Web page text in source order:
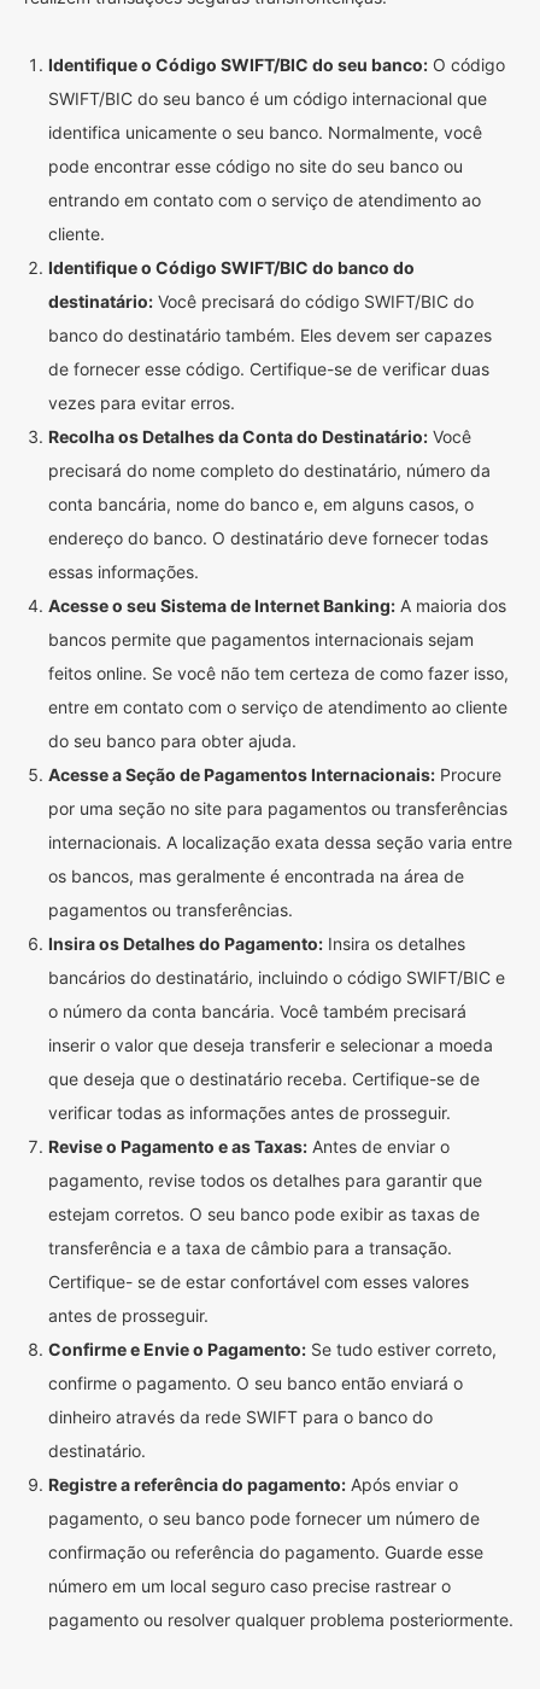
Identifique o Código SWIFT/BIC do seu banco: O código
SWIFT/BIC do seu banco é um código internacional que
identifica unicamente o seu banco. Normalmente, você
pode encontrar esse código no site do seu banco ou
entrando em contato com o serviço de atendimento ao
cliente.
Identifique o Código SWIFT/BIC do banco do
destinatário: Você precisará do código SWIFT/BIC do
banco do destinatário também. Eles devem ser capazes
de fornecer esse código. Certifique-se de verificar duas
vezes para evitar erros.
Recolha os Detalhes da Conta do Destinatário: Você
precisará do nome completo do destinatário, número da
conta bancária, nome do banco e, em alguns casos, o
endereço do banco. O destinatário deve fornecer todas
essas informações.
Acesse o seu Sistema de Internet Banking: A maioria dos
bancos permite que pagamentos internacionais sejam
feitos online. Se você não tem certeza de como fazer isso,
entre em contato com o serviço de atendimento ao cliente
do seu banco para obter ajuda.
Acesse a Seção de Pagamentos Internacionais: Procure
por uma seção no site para pagamentos ou transferências
internacionais. A localização exata dessa seção varia entre
os bancos, mas geralmente é encontrada na área de
pagamentos ou transferências.
Insira os Detalhes do Pagamento: Insira os detalhes
bancários do destinatário, incluindo o código SWIFT/BIC e
o número da conta bancária. Você também precisará
inserir o valor que deseja transferir e selecionar a moeda
que deseja que o destinatário receba. Certifique-se de
verificar todas as informações antes de prosseguir.
Revise o Pagamento e as Taxas: Antes de enviar o
pagamento, revise todos os detalhes para garantir que
estejam corretos. O seu banco pode exibir as taxas de
transferência e a taxa de câmbio para a transação.
Certifique- se de estar confortável com esses valores
antes de prosseguir.
Confirme e Envie o Pagamento: Se tudo estiver correto,
confirme o pagamento. O seu banco então enviará o
dinheiro através da rede SWIFT para o banco do
destinatário.
Registre a referência do pagamento: Após enviar o
pagamento, o seu banco pode fornecer um número de
confirmação ou referência do pagamento. Guarde esse
número em um local seguro caso precise rastrear o
pagamento ou resolver qualquer problema posteriormente.